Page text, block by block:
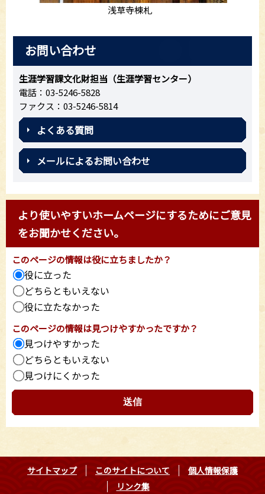
浅草寺棟札
お問い合わせ
生涯学習課文化財担当（生涯学習センター）
電話：03-5246-5828
ファクス：03-5246-5814
よくある質問
メールによるお問い合わせ
より使いやすいホームページにするためにご意見
をお聞かせください。
このページの情報は役に立ちましたか？
役に立った
どちらともいえない
役に立たなかった
このページの情報は見つけやすかったですか？
見つけやすかった
どちらともいえない
見つけにくかった
サイトマップ このサイトについて
個人情報保護
リンク集